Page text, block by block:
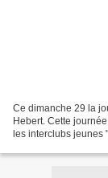
Ce dimanche 29 la
Hebert. Cette
les interclubs jeunes